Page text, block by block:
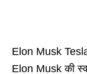
Elon Musk
Elon Musk की